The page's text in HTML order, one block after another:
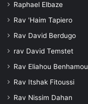
Raphael Elbaze
Rav 'Haim Tapiero
Rav David Berdugo
rav David Temstet
Rav Eliahou Benhamou
Rav Itshak Fitoussi
Rav Nissim Dahan